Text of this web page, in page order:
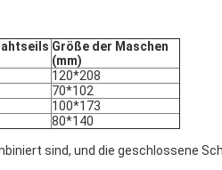
Größe der Maschen
(mm)
120*208
70*102
100*173
80*140
sind, und die geschlossene